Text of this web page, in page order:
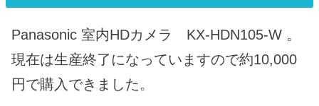
Panasonic 室内HDカメラ KX-HDN105-W 。
現在は生産終了になっていますので約10,000
円で購入できました。